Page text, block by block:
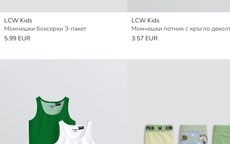
LCW Kids
Момчешки боксерки 3-пакет
5.99 EUR
LCW Kids
3.57 EUR